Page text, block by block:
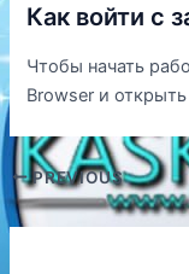
Как войти с
Чтобы начать
Browser и
PREVIOUS